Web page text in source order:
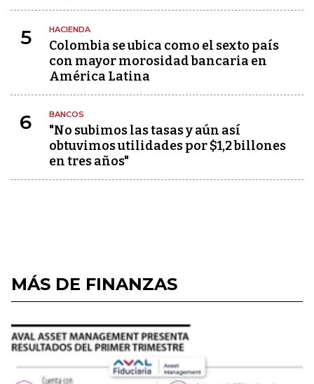
5 HACIENDA
Colombia se ubica como el sexto país
con mayor morosidad bancaria en
América Latina
6 BANCOS
"No subimos las tasas y aún así
obtuvimos utilidades por $1,2 billones
en tres años"
MÁS DE FINANZAS